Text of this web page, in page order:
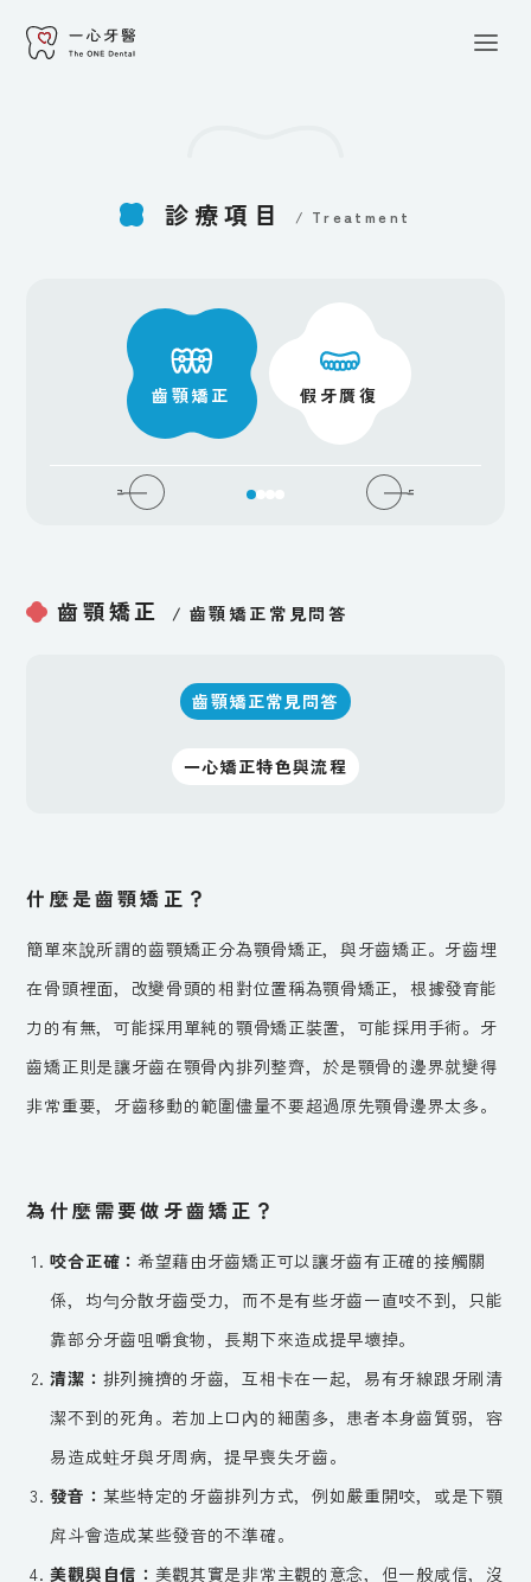
/Our Team
/Blog
/News
診療項目 / Treatment
齒顎矯正 假牙贋復
齒顎矯正 / 齒顎矯正常見問答
齒顎矯正常見問答
一心矯正特色與流程
什麼是齒顎矯正？
簡單來說所謂的齒顎矯正分為顎骨矯正，與牙齒矯正。牙齒埋
在骨頭裡面，改變骨頭的相對位置稱為顎骨矯正，根據發育能
力的有無，可能採用單純的顎骨矯正裝置，可能採用手術。牙
齒矯正則是讓牙齒在顎骨內排列整齊，於是顎骨的邊界就變得
非常重要，牙齒移動的範圍儘量不要超過原先顎骨邊界太多。
為什麼需要做牙齒矯正？
咬合正確： 希望藉由牙齒矯正可以讓牙齒有正確的接觸關
係，均勻分散牙齒受力，而不是有些牙齒一直咬不到，只能
靠部分牙齒咀嚼食物，長期下來造成提早壞掉。
清潔： 排列擁擠的牙齒，互相卡在一起，易有牙線跟牙刷清
潔不到的死角。若加上口內的細菌多，患者本身齒質弱，容
易造成蛀牙與牙周病，提早喪失牙齒。
發音： 某些特定的牙齒排列方式，例如嚴重開咬，或是下顎
戽斗會造成某些發音的不準確。
美觀與自信： 美觀其實是非常主觀的意念，但一般咸信，沒